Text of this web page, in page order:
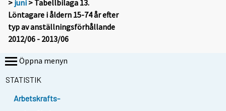
> juni > Tabellbilaga 13.
Löntagare i åldern 15-74 år efter
typ av anställningsförhållande
2012/06 - 2013/06
Öppna menyn
STATISTIK
Arbetskrafts-